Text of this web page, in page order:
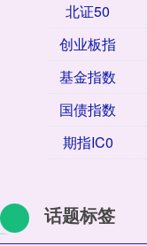
北证50
创业板指
基金指数
国债指数
期指IC0
话题标签